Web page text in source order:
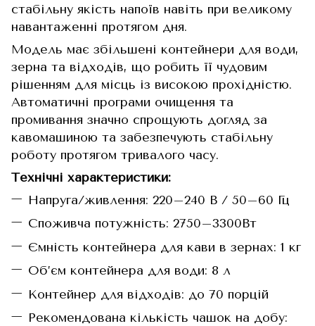
стабільну якість напоїв навіть при великому
навантаженні протягом дня.
Модель має збільшені контейнери для води,
зерна та відходів, що робить її чудовим
рішенням для місць із високою прохідністю.
Автоматичні програми очищення та
промивання значно спрощують догляд за
кавомашиною та забезпечують стабільну
роботу протягом тривалого часу.
Технічні характеристики:
Напруга/живлення: 220–240 В / 50–60 Гц
Споживча потужність: 2750–3300Вт
Ємність контейнера для кави в зернах: 1 кг
Об’єм контейнера для води: 8 л
Контейнер для відходів: до 70 порцій
Рекомендована кількість чашок на добу: